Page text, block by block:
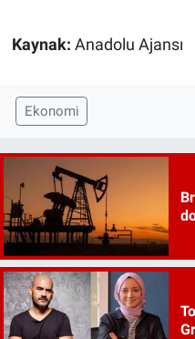
Kaynak: Anadolu Ajansı
Ekonomi